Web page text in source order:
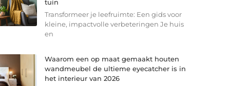
tuin
Transformeer je leefruimte: Een gids voor
kleine, impactvolle verbeteringen Je huis
en
Waarom een op maat gemaakt houten
wandmeubel de ultieme eyecatcher is in
het interieur van 2026